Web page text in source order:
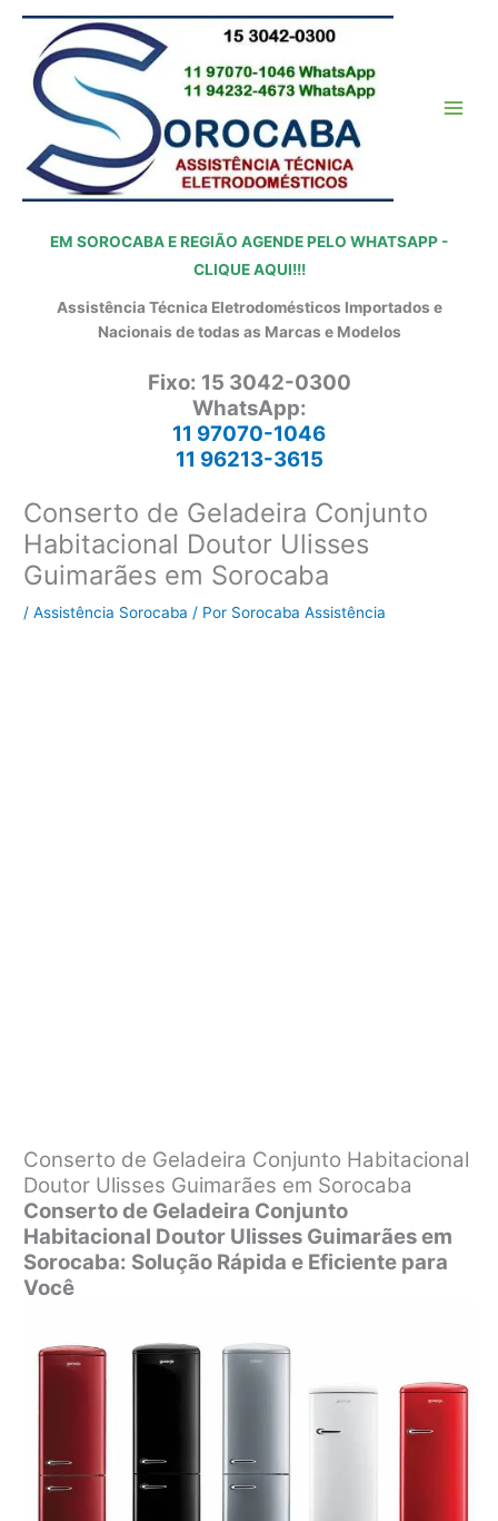
conteúdo
EM SOROCABA E REGIÃO AGENDE PELO WHATSAPP -
CLIQUE AQUI!!!
Assistência Técnica Eletrodomésticos Importados e
Nacionais de todas as Marcas e Modelos
Fixo: 15 3042-0300
WhatsApp:
11 97070-1046
11 96213-3615
Conserto de Geladeira Conjunto
Habitacional Doutor Ulisses
Guimarães em Sorocaba
/Assistência Sorocaba / Por Sorocaba Assistência
Conserto de Geladeira Conjunto Habitacional
Doutor Ulisses Guimarães em Sorocaba
Conserto de Geladeira Conjunto
Habitacional Doutor Ulisses Guimarães em
Sorocaba: Solução Rápida e Eficiente para
Você